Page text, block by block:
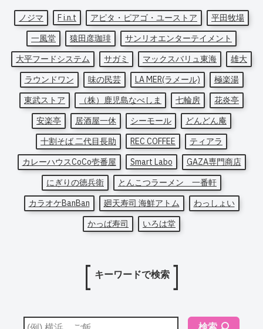
ノジマ F i.n.t アピタ・ピアゴ・ユーストア
平田牧場
一風堂
猿田彦珈琲
サンリオエンターテイメント
大平フードシステム
サガミ マックスバリュ東海
雄大
ラウンドワン
味の民芸 LA MER(ラメール)
極楽湯
東武ストア
（株）鹿児島なべしま 七輪房
花炎亭
安楽亭
居酒屋一休 シーモール
どんどん庵
十割そば 二代目長助
REC COFFEE
ティアラ
カレーハウスCoCo壱番屋
Smart Labo
GAZA専門商店
にぎりの徳兵衛
とんこつラーメン 一番軒
カラオケBanBan
廻天寿司 海鮮アトム
わっしょい
かっぱ寿司
いろは堂
キーワードで検索